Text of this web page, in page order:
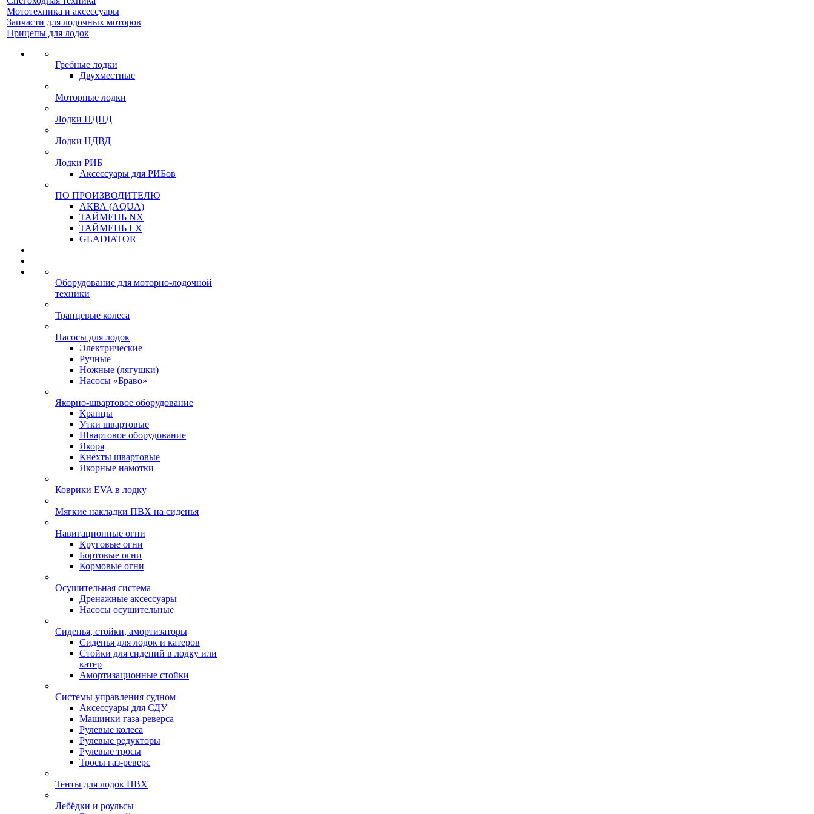
Мототехника и аксессуары
Запчасти для лодочных моторов
Прицепы для лодок
Гребные лодки
Двухместные
Моторные лодки
Лодки НДНД
Лодки НДВД
Лодки РИБ
Аксессуары для РИБов
ПО ПРОИЗВОДИТЕЛЮ
АКВА (AQUA)
ТАЙМЕНЬ NX
ТАЙМЕНЬ LX
GLADIATOR
Оборудование для моторно-лодочной
техники
Транцевые колеса
Насосы для лодок
Электрические
Ручные
Ножные (лягушки)
Насосы «Браво»
Якорно-швартовое оборудование
Кранцы
Утки швартовые
Швартовое оборудование
Якоря
Кнехты швартовые
Якорные намотки
Коврики EVA в лодку
Мягкие накладки ПВХ на сиденья
Навигационные огни
Круговые огни
Бортовые огни
Кормовые огни
Осушительная система
Дренажные аксессуары
Насосы осушительные
Сиденья, стойки, амортизаторы
Сиденья для лодок и катеров
Стойки для сидений в лодку или
катер
Амортизационные стойки
Системы управления судном
Аксессуары для СДУ
Машинки газа-реверса
Рулевые колеса
Рулевые редукторы
Рулевые тросы
Тросы газ-реверс
Тенты для лодок ПВХ
Лебёдки и роульсы